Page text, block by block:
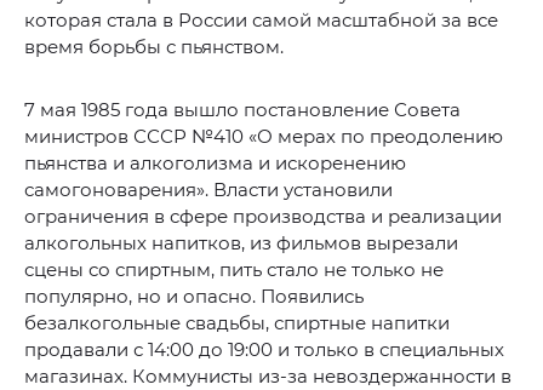
которая стала в России самой масштабной за все
время борьбы с пьянством.
7 мая 1985 года вышло постановление Совета
министров СССР №410 «О мерах по преодолению
пьянства и алкоголизма и искоренению
самогоноварения». Власти установили
ограничения в сфере производства и реализации
алкогольных напитков, из фильмов вырезали
сцены со спиртным, пить стало не только не
популярно, но и опасно. Появились
безалкогольные свадьбы, спиртные напитки
продавали с 14:00 до 19:00 и только в специальных
магазинах. Коммунисты из-за невоздержанности в